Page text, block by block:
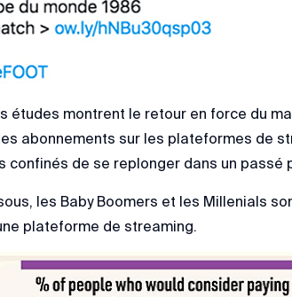
études montrent le retour en force du
abonnements sur les plateformes de
confinés de se replonger dans un passé
les Baby Boomers et les Millenials
plateforme de streaming.